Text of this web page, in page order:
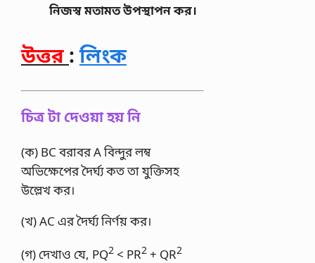
নিজস্ব মতামত উপস্থাপন কর।
উত্তর :লিংক
চিত্র টা দেওয়া হয় নি
(ক) BC বরাবর A বিন্দুর লম্ব
অভিক্ষেপের দৈর্ঘ্য কত তা যুক্তিসহ
উল্লেখ কর।
(খ) AC এর দৈর্ঘ্য নির্ণয় কর।
(গ) দেখাও যে, PQ2 < PR2 + QR2